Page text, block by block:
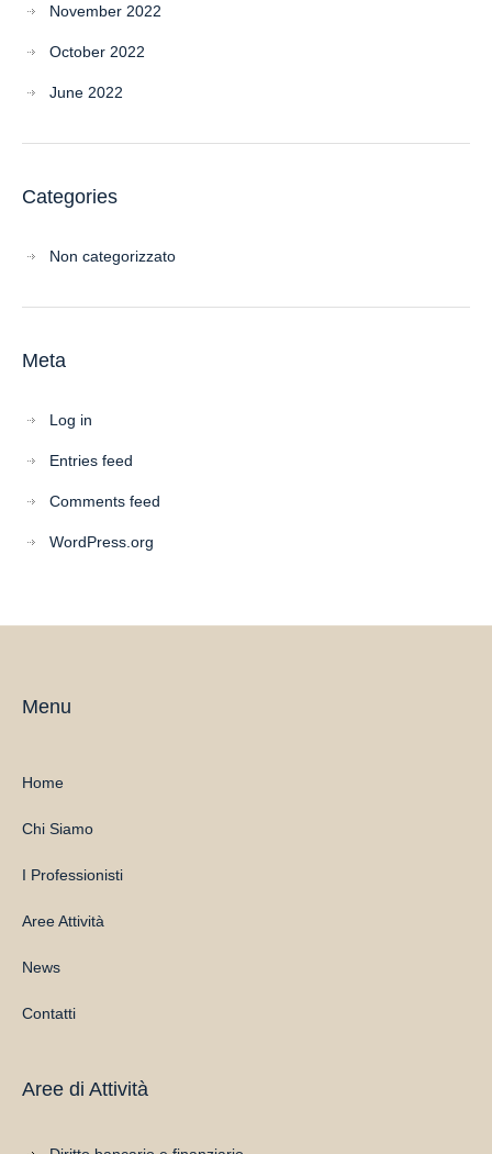
November 2022
October 2022
June 2022
Categories
Non categorizzato
Meta
Log in
Entries feed
Comments feed
WordPress.org
Menu
Home
Chi Siamo
I Professionisti
Aree Attività
News
Contatti
Aree di Attività